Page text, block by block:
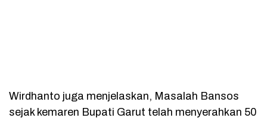
Wirdhanto juga menjelaskan, Masalah Bansos
sejak kemaren Bupati Garut telah menyerahkan 50